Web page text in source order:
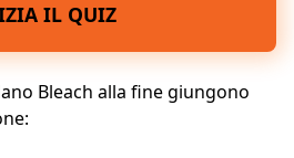
IL QUIZ
Bleach alla fine giungono